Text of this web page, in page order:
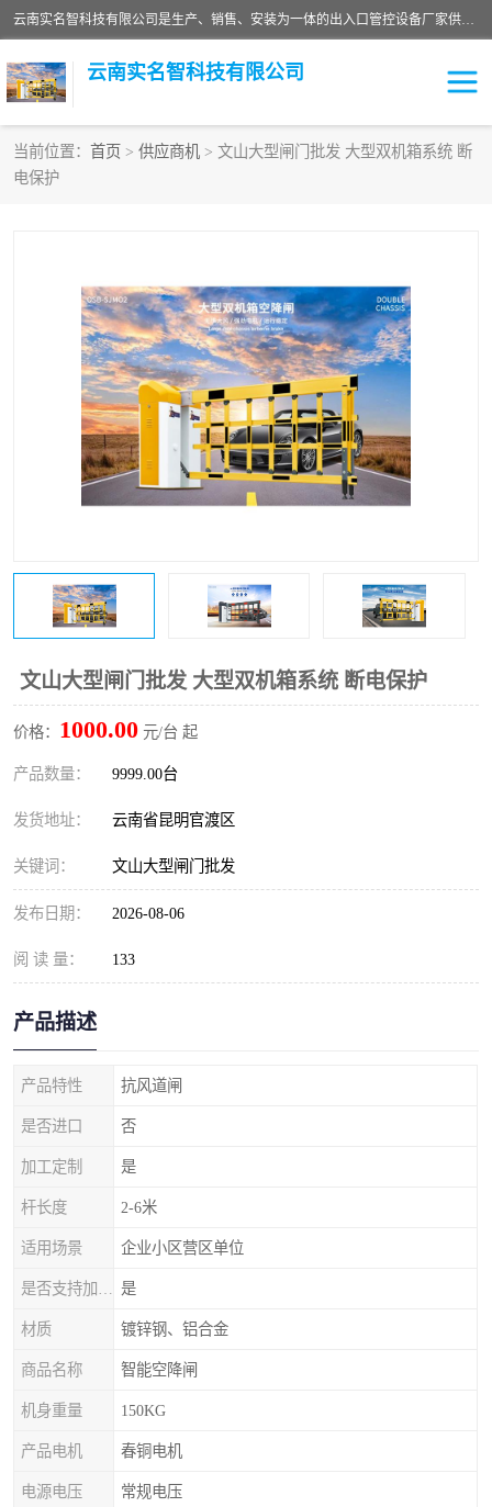
云南实名智科技有限公司是生产、销售、安装为一体的出入口管控设备厂家供应商。主营:电动伸缩门、道闸、广告道闸、重型空降闸、车牌识别、门禁通道、升降柱、岗亭、旗杆等智能设备。主营产品: 电动伸缩门,道闸门禁,车牌识别 生产、销售、安装为一体的出入口管控设备厂家源头供应商。
云南实名智科技有限公司
当前位置： 首页 > 供应商机 > 文山大型闸门批发 大型双机箱系统 断
电保护
文山大型闸门批发 大型双机箱系统 断电保护
价格： 1000.00 元/台 起
产品数量： 9999.00台
发货地址： 云南省昆明官渡区
关键词： 文山大型闸门批发
发布日期： 2026-08-06
阅 读 量： 133
产品描述
产品特性 抗风道闸
是否进口 否
加工定制 是
杆长度 2-6米
适用场景 企业小区营区单位
是
材质 镀锌钢、铝合金
商品名称 智能空降闸
机身重量 150KG
产品电机 春铜电机
电源电压 常规电压
车牌识别门系列
升降门系列 通道闸系列
小门系列 伸缩门